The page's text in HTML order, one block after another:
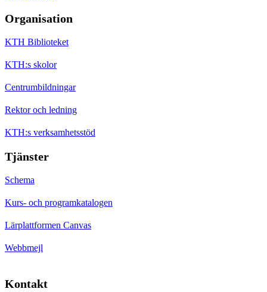
Organisation
KTH Biblioteket
KTH:s skolor
Centrumbildningar
Rektor och ledning
KTH:s verksamhetsstöd
Tjänster
Schema
Kurs- och programkatalogen
Lärplattformen Canvas
Webbmejl
Kontakt